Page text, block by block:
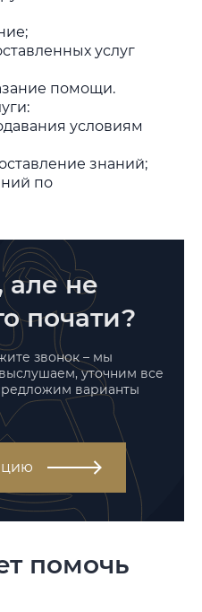
услуг
помощи.
условиям
знаний;
по
але не
почати?
звонок – мы
уточним все
варианты
помочь